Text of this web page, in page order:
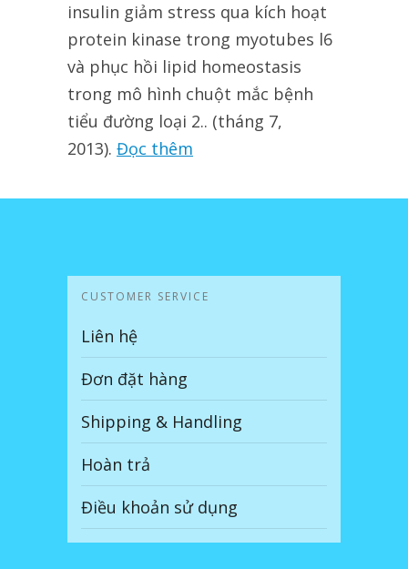
insulin giảm stress qua kích hoạt
protein kinase trong myotubes l6
và phục hồi lipid homeostasis
trong mô hình chuột mắc bệnh
tiểu đường loại 2.. (tháng 7,
2013). Đọc thêm
CUSTOMER SERVICE
Liên hệ
Đơn đặt hàng
Shipping & Handling
Hoàn trả
Điều khoản sử dụng